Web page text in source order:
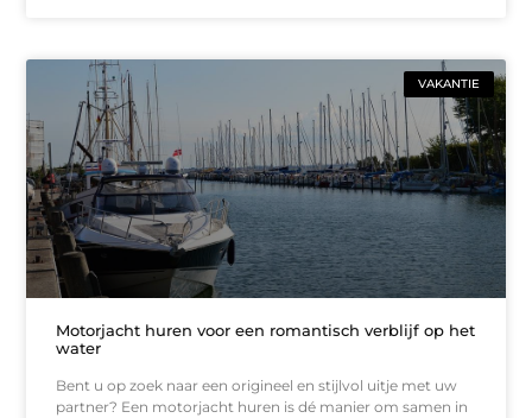
VAKANTIE
Motorjacht huren voor een romantisch verblijf op het
water
Bent u op zoek naar een origineel en stijlvol uitje met uw
partner? Een motorjacht huren is dé manier om samen in